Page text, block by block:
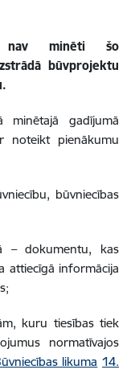
nav minēti šo
būvprojektu
gadījumā
noteikt pienākumu
būvniecības
– dokumentu, kas
attiecīgā informācija
kuru tiesības tiek
normatīvajos
likuma 14.